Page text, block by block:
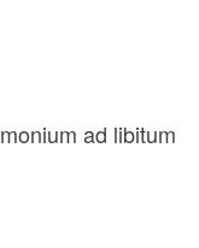
ad libitum